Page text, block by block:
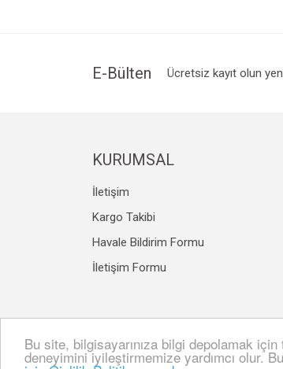
Bu site, bilgisayarınıza bilgi depolamak için
deneyimini iyileştirmemize yardımcı olur.
E-Bülten Ücretsiz kayıt olun
KURUMSAL
İletişim
Kargo Takibi
Havale Bildirim Formu
İletişim Formu
© Tüm hakları saklıdır. Kredi kartı